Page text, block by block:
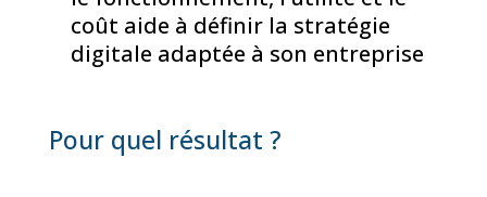
coût aide à définir la stratégie
digitale adaptée à son entreprise
Pour quel résultat ?